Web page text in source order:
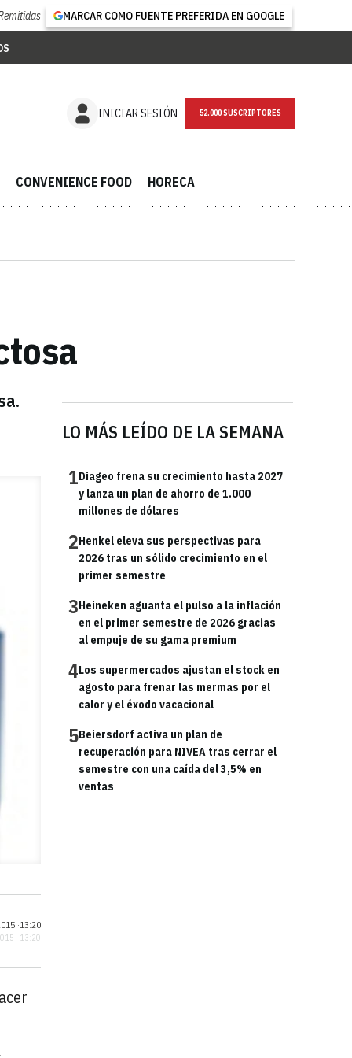
MARCAR COMO FUENTE PREFERIDA EN GOOGLE
INICIAR SESIÓN NEWSLETTER
CONVENIENCE FOOD HORECA
LO MÁS LEÍDO DE LA SEMANA
1Diageo frena su crecimiento hasta 2027
y lanza un plan de ahorro de 1.000
millones de dólares
2Henkel eleva sus perspectivas para
2026 tras un sólido crecimiento en el
primer semestre
3Heineken aguanta el pulso a la inflación
en el primer semestre de 2026 gracias
al empuje de su gama premium
4Los supermercados ajustan el stock en
agosto para frenar las mermas por el
calor y el éxodo vacacional
5Beiersdorf activa un plan de
recuperación para NIVEA tras cerrar el
semestre con una caída del 3,5% en
ventas
·13:20
· 13:20